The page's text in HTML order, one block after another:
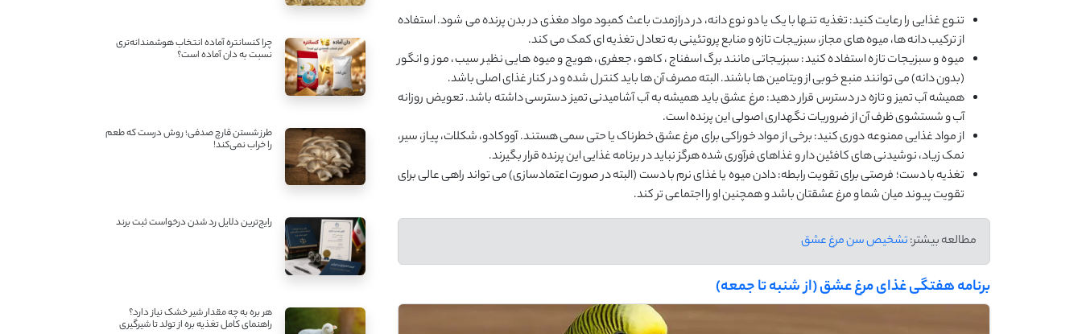
تنوع غذایی را رعایت کنید: تغذیه تنها با یک یا دو نوع دانه، در درازمدت باعث کمبود مواد مغذی در بدن پرنده می ‌شود. استفاده
از ترکیب دانه ‌ها، میوه ‌های مجاز، سبزیجات تازه و منابع پروتئینی به تعادل تغذیه ‌ای کمک می ‌کند.
میوه و سبزیجات تازه استفاده کنید: سبزیجاتی مانند برگ اسفناج، کاهو، جعفری، هویج و میوه‌ هایی نظیر سیب، موز و انگور
(بدون دانه) می ‌توانند منبع خوبی از ویتامین‌ ها باشند. البته مصرف آن ‌ها باید کنترل ‌شده و در کنار غذای اصلی باشد.
همیشه آب تمیز و تازه در دسترس قرار دهید: مرغ عشق باید همیشه به آب آشامیدنی تمیز دسترسی داشته باشد. تعویض روزانه
آب و شستشوی ظرف آن از ضروریات نگهداری اصولی این پرنده است.
از مواد غذایی ممنوعه دوری کنید: برخی از مواد خوراکی برای مرغ عشق خطرناک یا حتی سمی هستند. آووکادو، شکلات، پیاز، سیر،
نمک زیاد، نوشیدنی ‌های کافئین ‌دار و غذاهای فرآوری ‌شده هرگز نباید در برنامه غذایی این پرنده قرار بگیرند.
تغذیه با دست؛ فرصتی برای تقویت رابطه: دادن میوه یا غذای نرم با دست (البته در صورت اعتمادسازی) می‌ تواند راهی عالی برای
تقویت پیوند میان شما و مرغ عشقتان باشد و همچنین او را اجتماعی ‌تر کند.
مطالعه بیشتر:تشخیص سن مرغ عشق
برنامه هفتگی غذای مرغ عشق (از شنبه تا جمعه)
چرا کنسانتره آماده انتخاب هوشمندانه‌تری
نسبت به دان آماده است؟
طرز شستن قارچ صدفی؛ روش درست که طعم
را خراب نمی‌کند!
رایج‌ترین دلایل رد شدن درخواست ثبت برند
هر بره به چه مقدار شیر خشک نیاز دارد؟
راهنمای کامل تغذیه بره از تولد تا شیرگیری